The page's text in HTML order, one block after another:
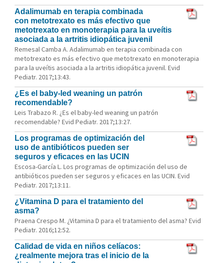
Adalimumab en terapia combinada
con metotrexato es más efectivo que
metotrexato en monoterapia para la uveítis
asociada a la artritis idiopática juvenil
Remesal Camba A. Adalimumab en terapia combinada con
metotrexato es más efectivo que metotrexato en monoterapia
para la uveítis asociada a la artritis idiopática juvenil. Evid
Pediatr. 2017;13:43.
¿Es el baby-led weaning un patrón
recomendable?
Leis Trabazo R. ¿Es el baby-led weaning un patrón
recomendable? Evid Pediatr. 2017;13:27.
Los programas de optimización del
uso de antibióticos pueden ser
seguros y eficaces en las UCIN
Escosa-García L. Los programas de optimización del uso de
antibióticos pueden ser seguros y eficaces en las UCIN. Evid
Pediatr. 2017;13:11.
¿Vitamina D para el tratamiento del
asma?
Praena Crespo M. ¿Vitamina D para el tratamiento del asma? Evid
Pediatr. 2016;12:52.
Calidad de vida en niños celíacos:
¿realmente mejora tras el inicio de la